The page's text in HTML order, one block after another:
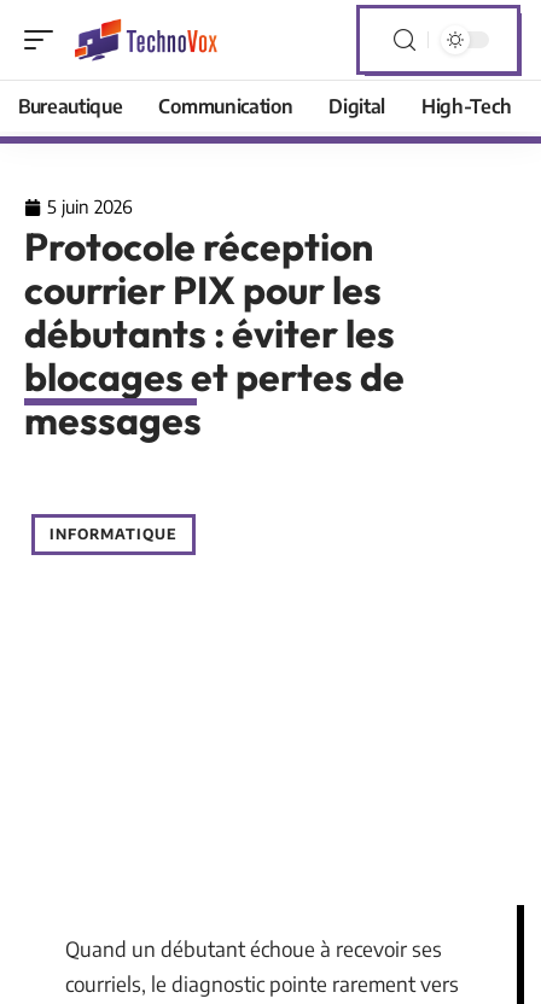
Bureautique Communication Digital High-Tech
5 juin 2026
Protocole réception
courrier PIX pour les
débutants : éviter les
blocages et pertes de
messages
INFORMATIQUE
Quand un débutant échoue à recevoir ses
courriels, le diagnostic pointe rarement vers